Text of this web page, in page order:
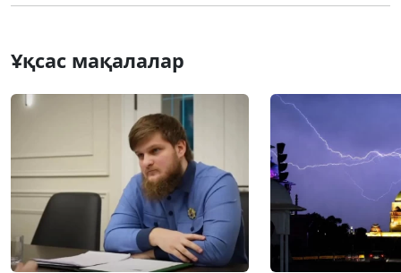
Ұқсас мақалалар